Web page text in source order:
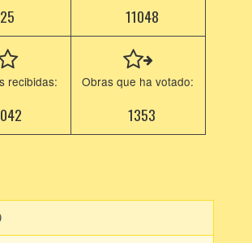
25 11048
recibidas: Obras que ha votado:
1353